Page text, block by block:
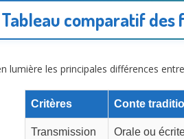
Tableau comparatif
lumière les principales différences
Critères Conte
Transmission Orale ou